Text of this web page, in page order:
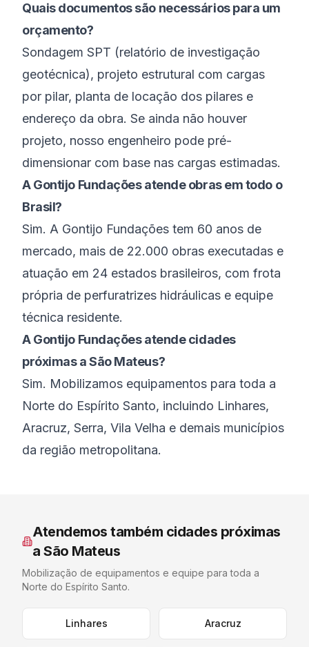
Quais documentos são necessários para um
orçamento?
Sondagem SPT (relatório de investigação
geotécnica), projeto estrutural com cargas
por pilar, planta de locação dos pilares e
endereço da obra. Se ainda não houver
projeto, nosso engenheiro pode pré-
dimensionar com base nas cargas estimadas.
A Gontijo Fundações atende obras em todo o
Brasil?
Sim. A Gontijo Fundações tem 60 anos de
mercado, mais de 22.000 obras executadas e
atuação em 24 estados brasileiros, com frota
própria de perfuratrizes hidráulicas e equipe
técnica residente.
A Gontijo Fundações atende cidades
próximas a São Mateus?
Sim. Mobilizamos equipamentos para toda a
Norte do Espírito Santo, incluindo Linhares,
Aracruz, Serra, Vila Velha e demais municípios
da região metropolitana.
Atendemos também cidades próximas
aSão Mateus
Mobilização de equipamentos e equipe para toda a
Norte do Espírito Santo.
Linhares Aracruz